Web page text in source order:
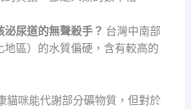
尿道的無聲殺手？ 台灣中南部
地區）的水質偏硬，含有較高的
貓咪能代謝部分礦物質，但對於